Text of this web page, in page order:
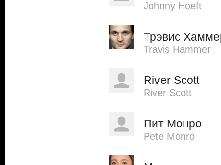
Johnny Hoeft
Трэвис
Travis Hammer
River Scott
River Scott
Пит Монро
Pete Monro